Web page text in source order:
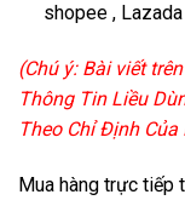
shopee ,
(Chú ý: Bài viết
Thông Tin Liều
Theo Chỉ Định Của
Mua hàng trực tiếp